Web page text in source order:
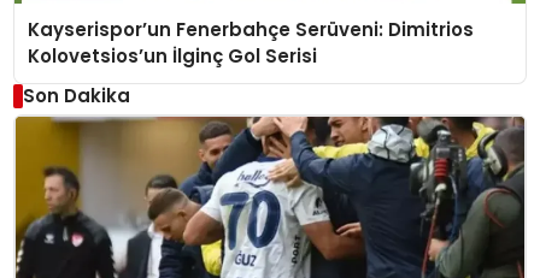
Kayserispor’un Fenerbahçe Serüveni: Dimitrios
Kolovetsios’un İlginç Gol Serisi
Son Dakika